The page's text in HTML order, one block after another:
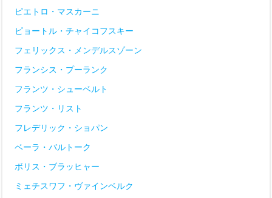
ピエトロ・マスカーニ
ピョートル・チャイコフスキー
フェリックス・メンデルスゾーン
フランシス・プーランク
フランツ・シューベルト
フランツ・リスト
フレデリック・ショパン
ベーラ・バルトーク
ボリス・ブラッヒャー
ミェチスワフ・ヴァインベルク